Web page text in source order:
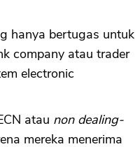
hanya bertugas untuk
company atau trader
electronic
atau non dealing-
mereka menerima